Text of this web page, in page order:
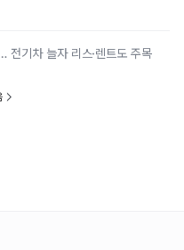
전기차 늘자 리스·렌트도 주목